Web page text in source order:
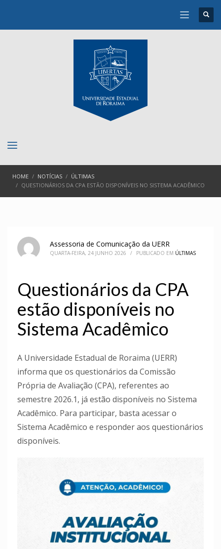
HOME NOTÍCIAS
ÚLTIMAS
QUESTIONÁRIOS DA CPA ESTÃO DISPONÍVEIS NO SISTEMA ACADÊMICO
Assessoria de Comunicação da UERR
QUARTA-FEIRA, 24 JUNHO 2026 / PUBLICADO EM ÚLTIMAS
Questionários da CPA
estão disponíveis no
Sistema Acadêmico
A Universidade Estadual de Roraima (UERR)
informa que os questionários da Comissão
Própria de Avaliação (CPA), referentes ao
semestre 2026.1, já estão disponíveis no Sistema
Acadêmico. Para participar, basta acessar o
Sistema Acadêmico e responder aos questionários
disponíveis.